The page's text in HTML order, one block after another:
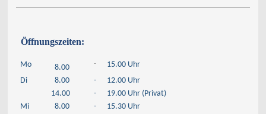
Öffnungszeiten:
Mo 8.00 -
15.00 Uhr
Di
8.00
14.00
-
-
12.00 Uhr
19.00 Uhr (Privat)
Mi
8.00 -
15.30 Uhr